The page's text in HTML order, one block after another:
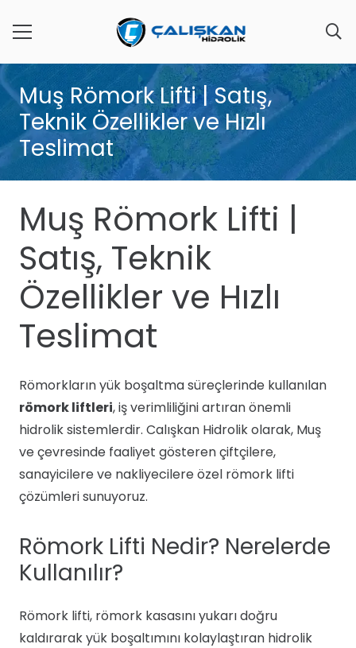
Muş Römork Lifti | Satış,
Teknik Özellikler ve Hızlı
Teslimat
Muş Römork Lifti |
Satış, Teknik
Özellikler ve Hızlı
Teslimat
Römorkların yük boşaltma süreçlerinde kullanılan
römork liftleri, iş verimliliğini artıran önemli
hidrolik sistemlerdir. Calışkan Hidrolik olarak, Muş
ve çevresinde faaliyet gösteren çiftçilere,
sanayicilere ve nakliyecilere özel römork lifti
çözümleri sunuyoruz.
Römork Lifti Nedir? Nerelerde
Kullanılır?
Römork lifti, römork kasasını yukarı doğru
kaldırarak yük boşaltımını kolaylaştıran hidrolik